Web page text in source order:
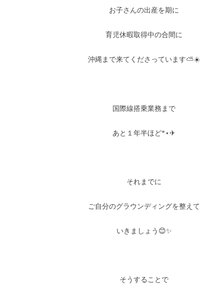
お子さんの出産を期に
育児休暇取得中の合間に
沖縄まで来てくださっています⛅️☀️
国際線搭乗業務まで
あと１年半ほど*⋆✈
それまでに
ご自分のグラウンディングを整えて
いきましょう😊✨
そうすることで